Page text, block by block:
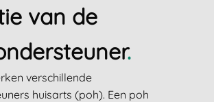
van de
.
verschillende
huisarts (poh). Een poh